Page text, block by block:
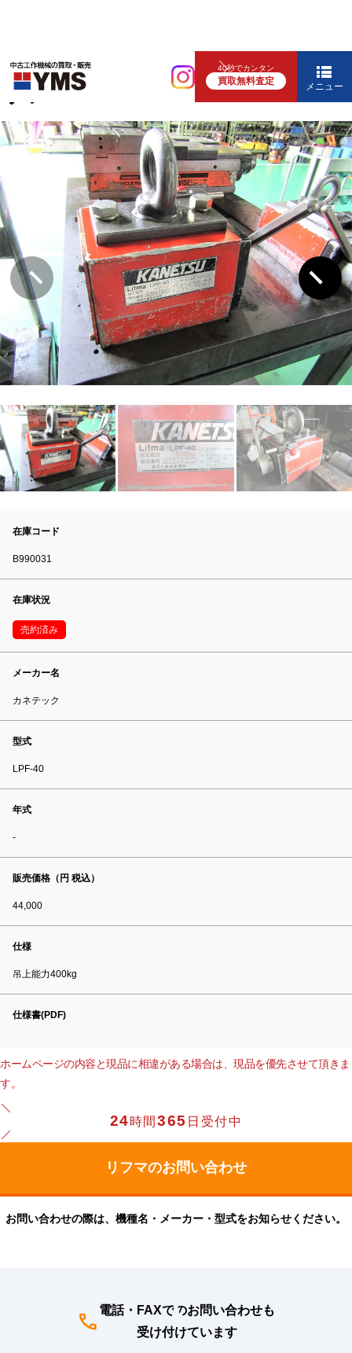
40秒でカンタン
買取無料査定 メニュー
輸送・荷役機器
リフマ
在庫コード
B990031
在庫状況
売約済み
メーカー名
カネテック
型式
LPF-40
年式
-
販売価格（円 税込）
44,000
仕様
吊上能力400kg
仕様書(PDF)
ホームページの内容と現品に相違がある場合は、現品を優先させて頂きま
す。
24時間365 日受付中
お問い合わせの際は、機種名・メーカー・型式をお知らせください。
電話・FAXでのお問い合わせも
受け付けています